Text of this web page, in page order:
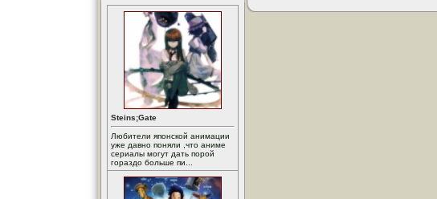
Steins;Gate
Любители японской анимации
уже давно поняли ,что аниме
сериалы могут дать порой
гораздо больше пи...